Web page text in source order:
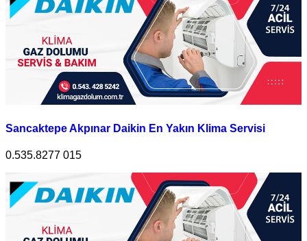
Sancaktepe Akpınar Daikin En Yakın Klima Servisi
0.535.8277 015